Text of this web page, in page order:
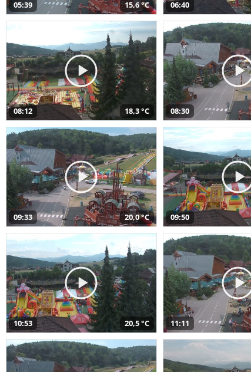
05:39 15,6 °C 06:40
08:12 18,3 °C 08:30
09:33 20,0 °C 09:50
10:53 20,5 °C 11:11